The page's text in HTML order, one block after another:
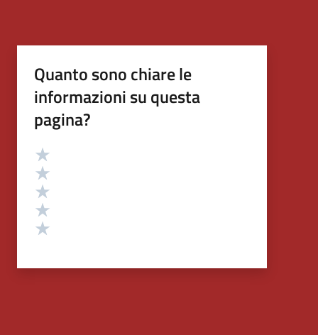
Quanto sono chiare le
informazioni su questa
pagina?
Valutazione